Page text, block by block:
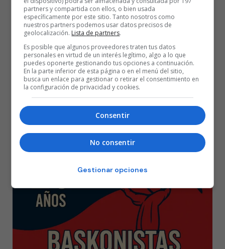
Timma (min. 39). Expulsaron al entrenador visitante Pablo Prigioni
por doble técnica en el minuto 37.
Incidencias:partido correspondiente a la cuarta jornada de la Liga
Endesa disputado en el Pabellón Fernando Martín de Fuenlabrada
(Madrid), ante 5.593 espectadores.
Fuenlabrada slider Temporada 17/18
partners y compartida con ellos, o bien usada
específicamente por este sitio. Tanto nosotros como
nuestros partners podemos usar datos precisos de
geolocalización. Lista de partners.
Es posible que algunos proveedores traten tus datos
personales en virtud de un interés legítimo, algo a lo que
puedes oponerte gestionando tus opciones a continuación.
En la parte inferior de esta página o en el menú del sitio,
busca un enlace para gestionar o retirar el consentimiento en
la configuración de privacidad y cookies.
Consentir
No consentir
Gestionar opciones